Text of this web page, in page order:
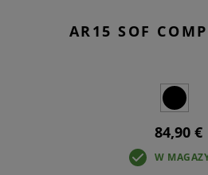
AR15 SOF
84,90 €
W